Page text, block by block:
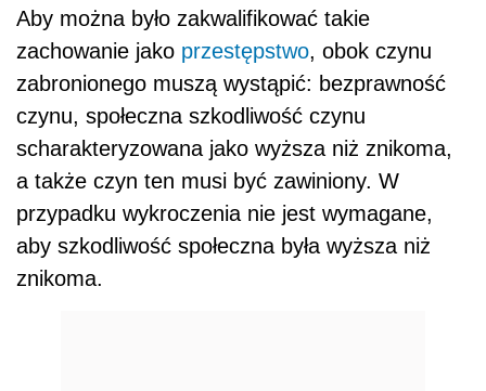
Aby można było zakwalifikować takie
zachowanie jako przestępstwo, obok czynu
zabronionego muszą wystąpić: bezprawność
czynu, społeczna szkodliwość czynu
scharakteryzowana jako wyższa niż znikoma,
a także czyn ten musi być zawiniony. W
przypadku wykroczenia nie jest wymagane,
aby szkodliwość społeczna była wyższa niż
znikoma.